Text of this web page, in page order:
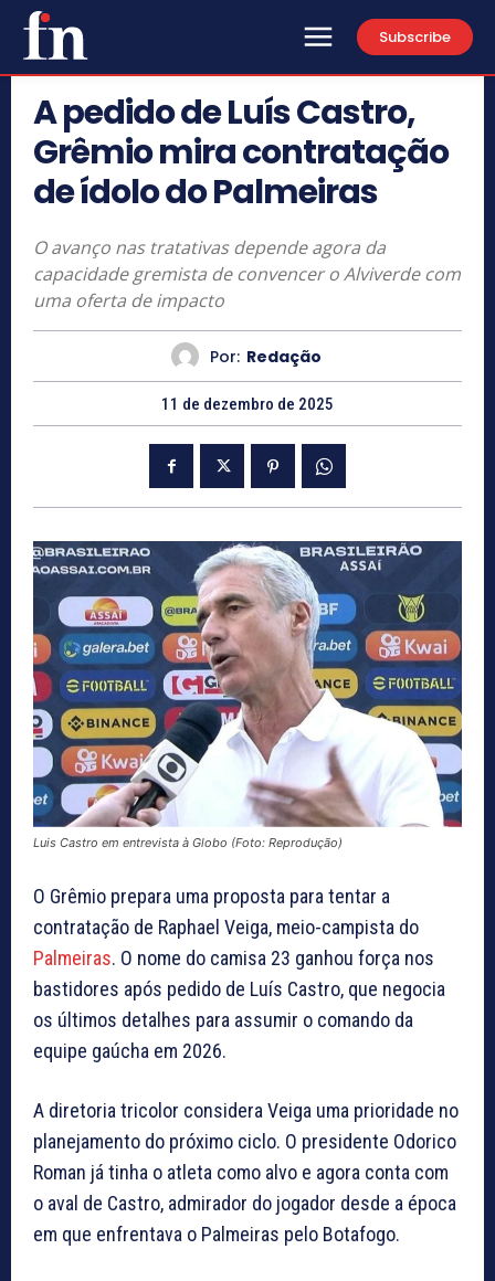
Subscribe
A pedido de Luís Castro,
Grêmio mira contratação
de ídolo do Palmeiras
O avanço nas tratativas depende agora da
capacidade gremista de convencer o Alviverde com
uma oferta de impacto
Por: Redação
11 de dezembro de 2025
Luis Castro em entrevista à Globo (Foto: Reprodução)
O Grêmio prepara uma proposta para tentar a
contratação de Raphael Veiga, meio-campista do
Palmeiras. O nome do camisa 23 ganhou força nos
bastidores após pedido de Luís Castro, que negocia
os últimos detalhes para assumir o comando da
equipe gaúcha em 2026.
A diretoria tricolor considera Veiga uma prioridade no
planejamento do próximo ciclo. O presidente Odorico
Roman já tinha o atleta como alvo e agora conta com
o aval de Castro, admirador do jogador desde a época
em que enfrentava o Palmeiras pelo Botafogo.